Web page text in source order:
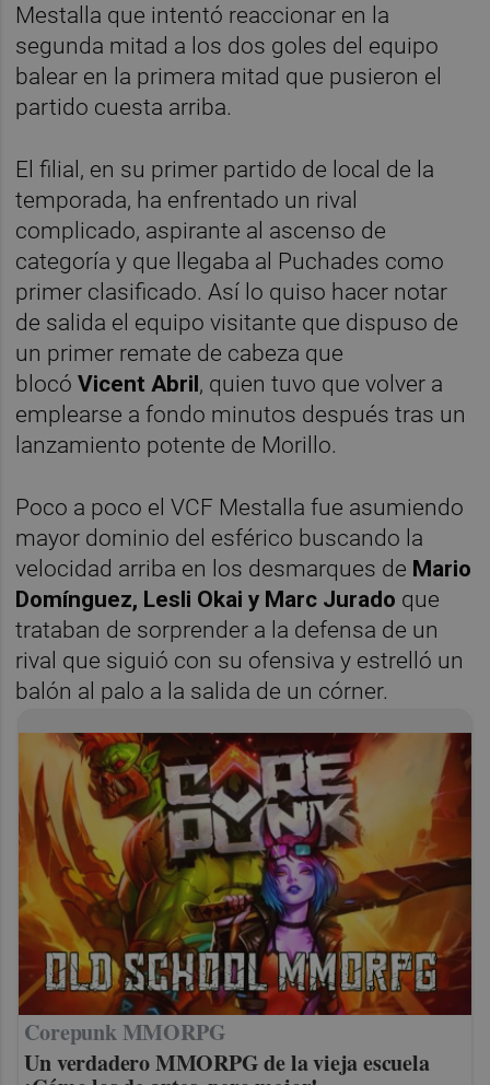
Mestalla que intentó reaccionar en la
segunda mitad a los dos goles del equipo
balear en la primera mitad que pusieron el
partido cuesta arriba.
El filial, en su primer partido de local de la
temporada, ha enfrentado un rival
complicado, aspirante al ascenso de
categoría y que llegaba al Puchades como
primer clasificado. Así lo quiso hacer notar
de salida el equipo visitante que dispuso de
un primer remate de cabeza que
blocóVicent Abril, quien tuvo que volver a
emplearse a fondo minutos después tras un
lanzamiento potente de Morillo.
Poco a poco el VCF Mestalla fue asumiendo
mayor dominio del esférico buscando la
velocidad arriba en los desmarques de Mario
Domínguez, Lesli Okai y Marc Jurado que
trataban de sorprender a la defensa de un
rival que siguió con su ofensiva y estrelló un
balón al palo a la salida de un córner.
Corepunk MMORPG
Un verdadero MMORPG de la vieja escuela